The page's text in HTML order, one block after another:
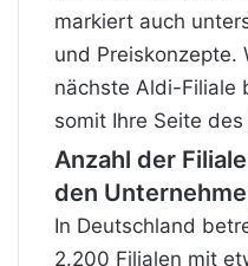
markiert auch
und Preiskonzepte.
nächste Aldi-Filiale
somit Ihre Seite
Anzahl der
den
In Deutschland
2.200 Filialen mit